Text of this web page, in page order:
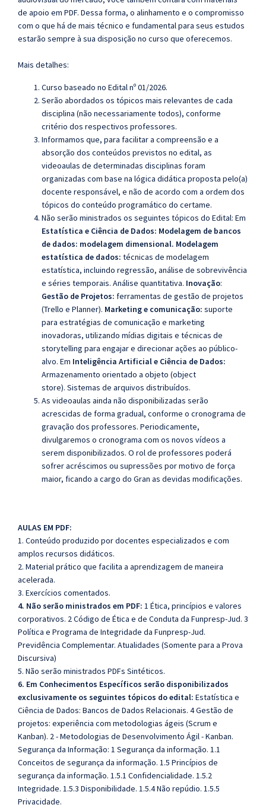
de apoio em PDF. Dessa forma, o alinhamento e o compromisso
com o que há de mais técnico e fundamental para seus estudos
estarão sempre à sua disposição no curso que oferecemos.
Mais detalhes:
Curso baseado no Edital nº 01/2026.
Serão abordados os tópicos mais relevantes de cada
disciplina (não necessariamente todos), conforme
critério dos respectivos professores.
Informamos que, para facilitar a compreensão e a
absorção dos conteúdos previstos no edital, as
videoaulas de determinadas disciplinas foram
organizadas com base na lógica didática proposta pelo(a)
docente responsável, e não de acordo com a ordem dos
tópicos do conteúdo programático do certame.
Não serão ministrados os seguintes tópicos do Edital: Em
Estatística e Ciência de Dados: Modelagem de bancos
de dados: modelagem dimensional. Modelagem
estatística de dados: técnicas de modelagem
estatística, incluindo regressão, análise de sobrevivência
e séries temporais. Análise quantitativa. Inovação:
Gestão de Projetos: ferramentas de gestão de projetos
(Trello e Planner). Marketing e comunicação: suporte
para estratégias de comunicação e marketing
inovadoras, utilizando mídias digitais e técnicas de
storytelling para engajar e direcionar ações ao público‐
alvo. Em Inteligência Artificial e Ciência de Dados:
Armazenamento orientado a objeto (object
store). Sistemas de arquivos distribuídos.
As videoaulas ainda não disponibilizadas serão
acrescidas de forma gradual, conforme o cronograma de
gravação dos professores. Periodicamente,
divulgaremos o cronograma com os novos vídeos a
serem disponibilizados. O rol de professores poderá
sofrer acréscimos ou supressões por motivo de força
maior, ficando a cargo do Gran as devidas modificações.
AULAS EM PDF:
1. Conteúdo produzido por docentes especializados e com
amplos recursos didáticos.
2. Material prático que facilita a aprendizagem de maneira
acelerada.
3. Exercícios comentados.
4. Não serão ministrados em PDF: 1 Ética, princípios e valores
corporativos. 2 Código de Ética e de Conduta da Funpresp-Jud. 3
Política e Programa de Integridade da Funpresp-Jud.
Previdência Complementar. Atualidades (Somente para a Prova
Discursiva)
5. Não serão ministrados PDFs Sintéticos.
6. Em Conhecimentos Específicos serão disponibilizados
exclusivamente os seguintes tópicos do edital: Estatística e
Ciência de Dados: Bancos de Dados Relacionais. 4 Gestão de
projetos: experiência com metodologias ágeis (Scrum e
Kanban). 2 - Metodologias de Desenvolvimento Ágil - Kanban.
Segurança da Informação: 1 Segurança da informação. 1.1
Conceitos de segurança da informação. 1.5 Princípios de
segurança da informação. 1.5.1 Confidencialidade. 1.5.2
Integridade. 1.5.3 Disponibilidade. 1.5.4 Não repúdio. 1.5.5
Privacidade.